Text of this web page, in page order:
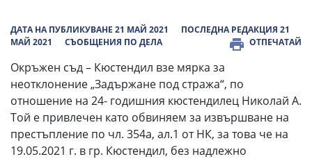
ДАТА НА ПУБЛИКУВАНЕ 21 МАЙ 2021
ПОСЛЕДНА РЕДАКЦИЯ 21
МАЙ 2021
СЪОБЩЕНИЯ ПО ДЕЛА ОТПЕЧАТАЙ
Окръжен съд – Кюстендил взе мярка за
неотклонение „Задържане под стража“, по
отношение на 24- годишния кюстендилец Николай А.
Той е привлечен като обвиняем за извършване на
престъпление по чл. 354а, ал.1 от НК, за това че на
19.05.2021 г. в гр. Кюстендил, без надлежно